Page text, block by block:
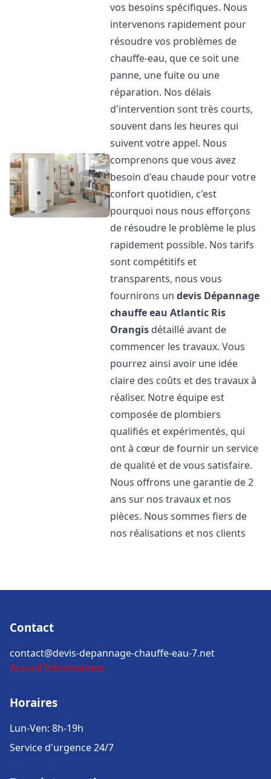
vos besoins spécifiques. Nous
intervenons rapidement pour
résoudre vos problèmes de
chauffe-eau, que ce soit une
panne, une fuite ou une
réparation. Nos délais
d'intervention sont très courts,
souvent dans les heures qui
suivent votre appel. Nous
comprenons que vous avez
besoin d'eau chaude pour votre
confort quotidien, c'est
pourquoi nous nous efforçons
de résoudre le problème le plus
rapidement possible. Nos tarifs
sont compétitifs et
transparents, nous vous
fournirons undevis Dépannage
chauffe eau Atlantic Ris
Orangis détaillé avant de
commencer les travaux. Vous
pourrez ainsi avoir une idée
claire des coûts et des travaux à
réaliser. Notre équipe est
composée de plombiers
qualifiés et expérimentés, qui
ont à cœur de fournir un service
de qualité et de vous satisfaire.
Nous offrons une garantie de 2
ans sur nos travaux et nos
pièces. Nous sommes fiers de
nos réalisations et nos clients
Contact
contact@devis-depannage-chauffe-eau-7.net
Accueil Informations
Horaires
Lun-Ven: 8h-19h
Service d'urgence 24/7